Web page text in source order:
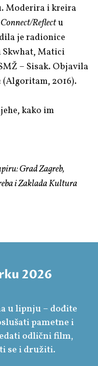
Moderira i kreira
Connect/Reflectu
je radionice
Skwhat, Matici
– Sisak. Objavila
(Algoritam, 2016).
kako im
Grad Zagreb,
i Zaklada Kultura
2026
u lipnju – dođite
pametne i
odlični film,
se i družiti.